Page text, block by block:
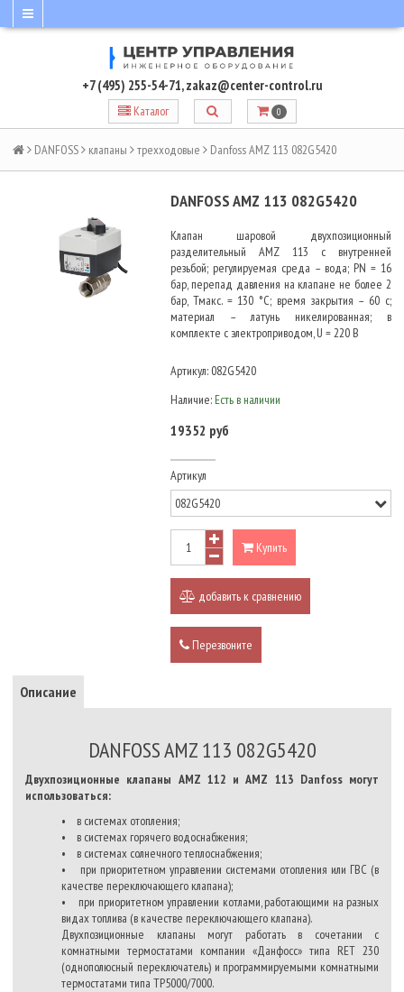
+7 (495) 255-54-71,zakaz@center-control.ru
Каталог 0
DANFOSS клапаны трехходовые Danfoss AMZ 113 082G5420
DANFOSS AMZ 113 082G5420
Клапан шаровой двухпозиционный
разделительный AMZ 113 c внутренней
резьбой; регулируемая среда – вода; PN = 16
бар, перепад давления на клапане не более 2
бар, Тмакс. = 130 °С; время закрытия – 60 с;
материал – латунь никелированная; в
комплекте с электроприводом, U = 220 В
Артикул: 082G5420
Наличие: Есть в наличии
19352 руб
Артикул
Купить
добавить к сравнению
Перезвоните
Описание
DANFOSS AMZ 113 082G5420
Двухпозиционные клапаны AMZ 112 и AMZ 113 Danfoss могут
использоваться:
• в системах отопления;
• в системах горячего водоснабжения;
• в системах солнечного теплоснабжения;
• при приоритетном управлении системами отопления или ГВС (в
качестве переключающего клапана);
• при приоритетном управлении котлами, работающими на разных
видах топлива (в качестве переключающего клапана).
Двухпозиционные клапаны могут работать в сочетании с
комнатными термостатами компании «Данфосс» типа RET 230
(однополюсный переключатель) и программируемыми комнатными
термостатами типа ТP5000/7000.